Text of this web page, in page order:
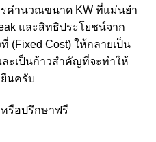
คำนวณขนาด KW ที่แม่นยำ
และสิทธิประโยชน์จาก
(Fixed Cost) ให้กลายเป็น
ละเป็นก้าวสำคัญที่จะทำให้
นครับ
หรือปรึกษาฟรี